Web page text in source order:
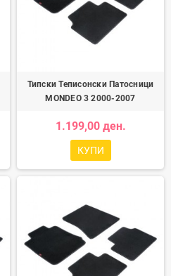
Типски Теписонски Патосници
MONDEO 3 2000-2007
1.199,00 ден.
КУПИ